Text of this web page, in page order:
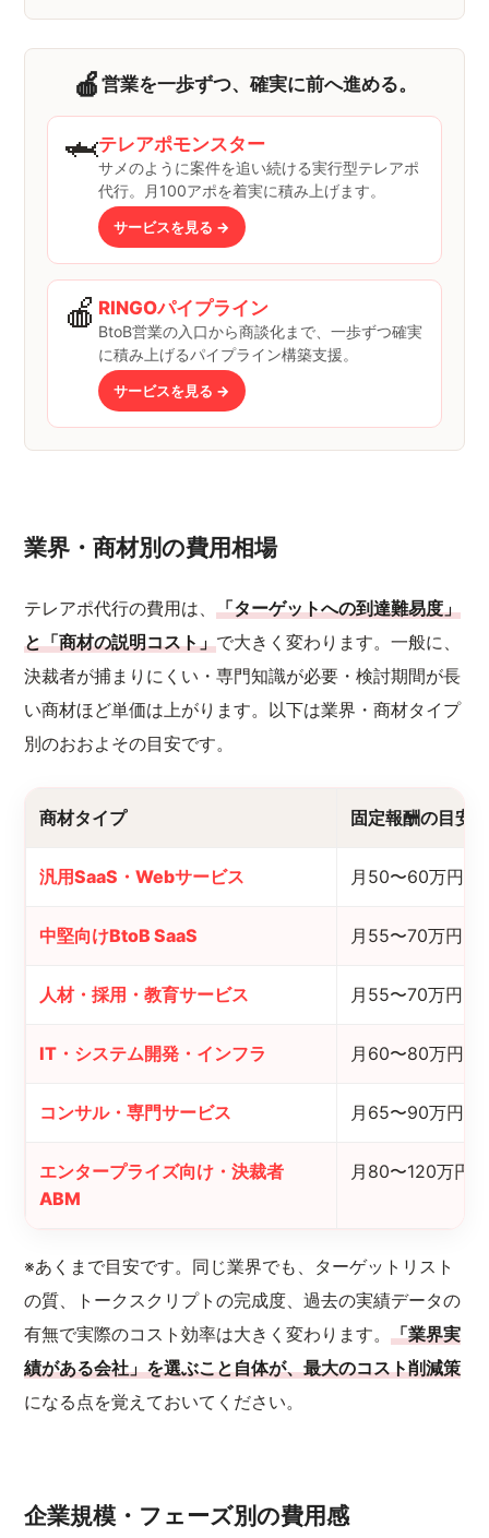
🍎 営業を一歩ずつ、確実に前へ進める。
🦈テレアポモンスター
サメのように案件を追い続ける実行型テレアポ
代行。月100アポを着実に積み上げます。
サービスを見る →
🍎 RINGOパイプライン
BtoB営業の入口から商談化まで、一歩ずつ確実
に積み上げるパイプライン構築支援。
サービスを見る →
業界・商材別の費用相場
テレアポ代行の費用は、「ターゲットへの到達難易度」
と「商材の説明コスト」で大きく変わります。一般に、
決裁者が捕まりにくい・専門知識が必要・検討期間が長
い商材ほど単価は上がります。以下は業界・商材タイプ
別のおおよその目安です。
商材タイプ 固定報酬の目安
汎用SaaS・Webサービス 月50〜60万円
中堅向けBtoB SaaS 月55〜70万円
人材・採用・教育サービス 月55〜70万円
IT・システム開発・インフラ 月60〜80万円
コンサル・専門サービス 月65〜90万円
エンタープライズ向け・決裁者
ABM
月80〜120万円
※あくまで目安です。同じ業界でも、ターゲットリスト
の質、トークスクリプトの完成度、過去の実績データの
有無で実際のコスト効率は大きく変わります。「業界実
績がある会社」を選ぶこと自体が、最大のコスト削減策
になる点を覚えておいてください。
企業規模・フェーズ別の費用感